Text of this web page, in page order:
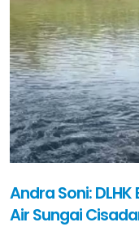
Andra Soni:
Air Sungai